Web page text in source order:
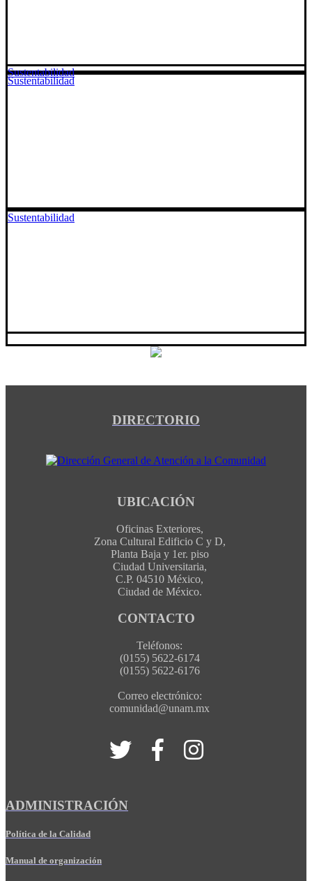
Sustentabilidad
Sustentabilidad
Sustentabilidad
DIRECTORIO
UBICACIÓN
Oficinas Exteriores,
Zona Cultural Edificio C y D,
Planta Baja y 1er. piso
Ciudad Universitaria,
C.P. 04510 México,
Ciudad de México.
CONTACTO
Teléfonos:
(0155) 5622-6174
(0155) 5622-6176
Correo electrónico:
comunidad@unam.mx
ADMINISTRACIÓN
Política de la Calidad
Manual de organización